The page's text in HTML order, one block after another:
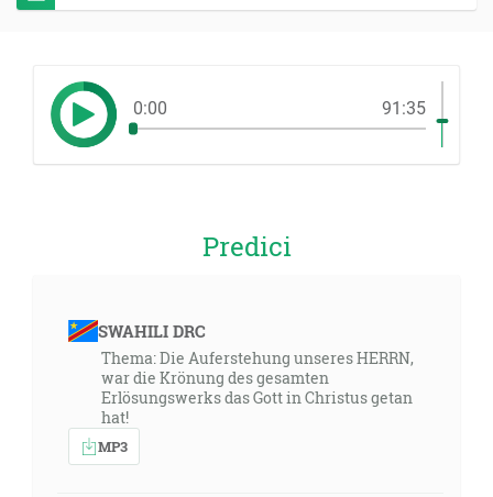
0:00 91:35
Predici
SWAHILI DRC
Thema: Die Auferstehung unseres HERRN,
war die Krönung des gesamten
Erlösungswerks das Gott in Christus getan
hat!
MP3